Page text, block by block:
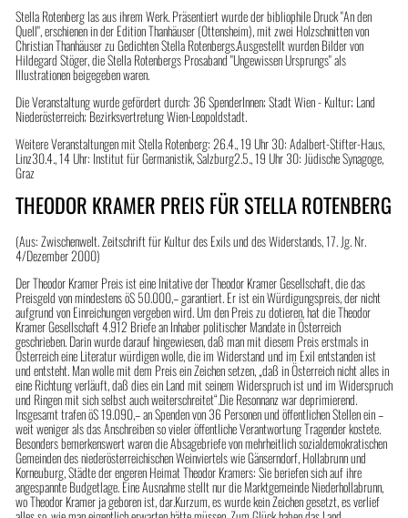
Stella Rotenberg las aus ihrem Werk. Präsentiert wurde der bibliophile Druck "An den
Quell", erschienen in der Edition Thanhäuser (Ottensheim), mit zwei Holzschnitten von
Christian Thanhäuser zu Gedichten Stella Rotenbergs.Ausgestellt wurden Bilder von
Hildegard Stöger, die Stella Rotenbergs Prosaband "Ungewissen Ursprungs" als
Illustrationen beigegeben waren.
Die Veranstaltung wurde gefördert durch: 36 SpenderInnen; Stadt Wien - Kultur; Land
Niederösterreich; Bezirksvertretung Wien-Leopoldstadt.
Weitere Veranstaltungen mit Stella Rotenberg: 26.4., 19 Uhr 30: Adalbert-Stifter-Haus,
Linz30.4., 14 Uhr: Institut für Germanistik, Salzburg2.5., 19 Uhr 30: Jüdische Synagoge,
Graz
THEODOR KRAMER PREIS FÜR STELLA ROTENBERG
(Aus: Zwischenwelt. Zeitschrift für Kultur des Exils und des Widerstands, 17. Jg. Nr.
4/Dezember 2000)
Der Theodor Kramer Preis ist eine Initative der Theodor Kramer Gesellschaft, die das
Preisgeld von mindestens öS 50.000,– garantiert. Er ist ein Würdigungspreis, der nicht
aufgrund von Einreichungen vergeben wird. Um den Preis zu dotieren, hat die Theodor
Kramer Gesellschaft 4.912 Briefe an Inhaber politischer Mandate in Österreich
geschrieben. Darin wurde darauf hingewiesen, daß man mit diesem Preis erstmals in
Österreich eine Literatur würdigen wolle, die im Widerstand und im Exil entstanden ist
und entsteht. Man wolle mit dem Preis ein Zeichen setzen, „daß in Österreich nicht alles in
eine Richtung verläuft, daß dies ein Land mit seinem Widerspruch ist und im Widerspruch
und Ringen mit sich selbst auch weiterschreitet“.Die Resonnanz war deprimierend.
Insgesamt trafen öS 19.090,– an Spenden von 36 Personen und öffentlichen Stellen ein –
weit weniger als das Anschreiben so vieler öffentliche Verantwortung Tragender kostete.
Besonders bemerkenswert waren die Absagebriefe von mehrheitlich sozialdemokratischen
Gemeinden des niederösterreichischen Weinviertels wie Gänserndorf, Hollabrunn und
Korneuburg, Städte der engeren Heimat Theodor Kramers: Sie beriefen sich auf ihre
angespannte Budgetlage. Eine Ausnahme stellt nur die Marktgemeinde Niederhollabrunn,
wo Theodor Kramer ja geboren ist, dar.Kurzum, es wurde kein Zeichen gesetzt, es verlief